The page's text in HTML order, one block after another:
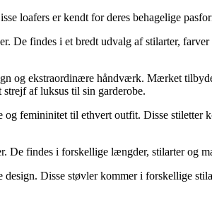
loafers er kendt for deres behagelige
De findes i et bredt udvalg af stilarter,
og ekstraordinære håndværk. Mærket
af luksus til sin garderobe.
femininitet til ethvert outfit. Disse
findes i forskellige længder, stilarter og
Disse støvler kommer i forskellige